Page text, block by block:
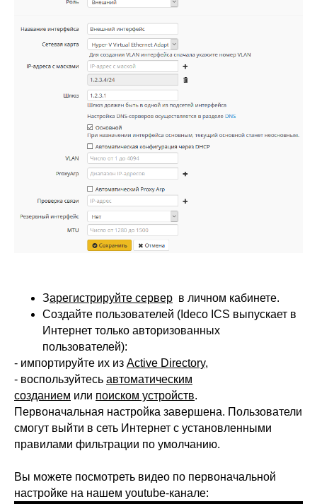
Зарегистрируйте сервер в личном кабинете.
Создайте пользователей (Ideco ICS выпускает в
Интернет только авторизованных
пользователей):
- импортируйте их из Active Directory,
- воспользуйтесь автоматическим
созданием или поиском устройств.
Первоначальная настройка завершена. Пользователи
смогут выйти в сеть Интернет с установленными
правилами фильтрации по умолчанию.
Вы можете посмотреть видео по первоначальной
настройке на нашем youtube-канале: